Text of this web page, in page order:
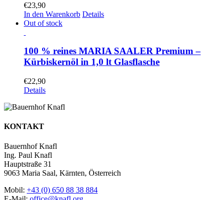
€23,90
In den Warenkorb Details
Out of stock
100 % reines MARIA SAALER Premium –
Kürbiskernöl in 1,0 lt Glasflasche
€22,90
Details
KONTAKT
Bauernhof Knafl
Ing. Paul Knafl
Hauptstraße 31
9063 Maria Saal, Kärnten, Österreich
Mobil: +43 (0) 650 88 38 884